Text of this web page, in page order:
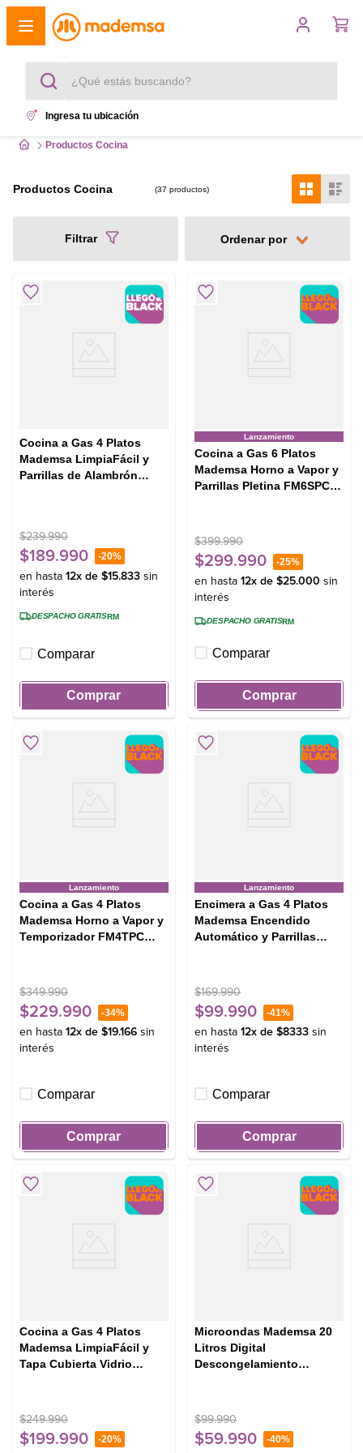
¿Qué estás buscando?
refrigerador
cocina 5 platos
Ingresa tu ubicación
Productos Cocina
Productos Cocina 37 productos
Filtrar
Cocina a Gas 4 Platos
Mademsa LimpiaFácil y
Parrillas de Alambrón
$239.990
$189.990 -20%
en hasta 12x de $15.833 sin
interés
DESPACHO GRATISRM
Comparar
Comprar
Lanzamiento
Cocina a Gas 6 Platos
Mademsa Horno a Vapor y
Parrillas Pletina FM6SPC
$399.990
$299.990 -25%
en hasta 12x de $25.000 sin
interés
DESPACHO GRATISRM
Comparar
Comprar
Lanzamiento
Cocina a Gas 4 Platos
Mademsa Horno a Vapor y
Temporizador FM4TPC
$349.990
$229.990 -34%
en hasta 12x de $19.166 sin
interés
Comparar
Comprar
Lanzamiento
Encimera a Gas 4 Platos
Mademsa Encendido
Automático y Parrillas
$169.990
$99.990 -41%
en hasta 12x de $8333 sin
interés
Comparar
Comprar
Cocina a Gas 4 Platos
Mademsa LimpiaFácil y
Tapa Cubierta Vidrio
$249.990
$199.990 -20%
Microondas Mademsa 20
Litros Digital
Descongelamiento
$99.990
$59.990 -40%